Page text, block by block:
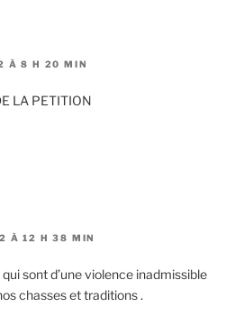
À 8 H 20 MIN
LA PETITION
À 12 H 38 MIN
sont d’une violence inadmissible
chasses et traditions .